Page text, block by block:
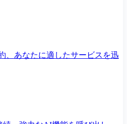
、あなたに適したサービスを迅